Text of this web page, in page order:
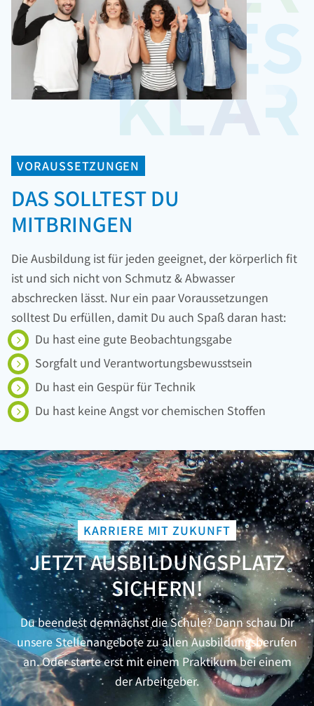
VORAUSSETZUNGEN
DAS SOLLTEST DU
MITBRINGEN
Die Ausbildung ist für jeden geeignet, der körperlich fit
ist und sich nicht von Schmutz & Abwasser
abschrecken lässt. Nur ein paar Voraussetzungen
solltest Du erfüllen, damit Du auch Spaß daran hast:
Du hast eine gute Beobachtungsgabe
Sorgfalt und Verantwortungsbewusstsein
Du hast ein Gespür für Technik
Du hast keine Angst vor chemischen Stoffen
KARRIERE MIT ZUKUNFT
JETZT AUSBILDUNGSPLATZ
SICHERN!
Du beendest demnächst die Schule? Dann schau Dir
unsere Stellenangebote zu allen Ausbildungsberufen
an. Oder starte erst mit einem Praktikum bei einem
der Arbeitgeber.